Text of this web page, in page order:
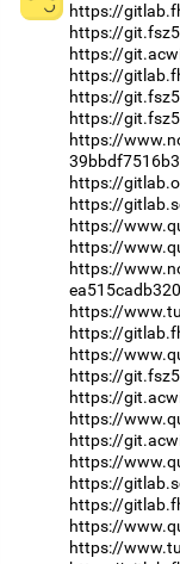
https://
https://
https://
https://
https://
https://
https://
https://
https://
https://
https://
https://
https://
https://
https://
https://
https://
https://
https://
https://
https://
https://
https://
https://